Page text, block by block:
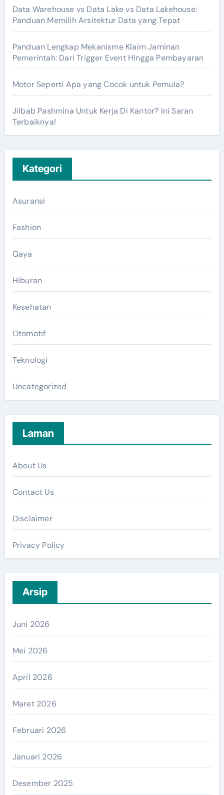
Data Warehouse vs Data Lake vs Data Lakehouse:
Panduan Memilih Arsitektur Data yang Tepat
Panduan Lengkap Mekanisme Klaim Jaminan
Pemerintah: Dari Trigger Event Hingga Pembayaran
Motor Seperti Apa yang Cocok untuk Pemula?
Jilbab Pashmina Untuk Kerja Di Kantor? Ini Saran
Terbaiknya!
Kategori
Asuransi
Fashion
Gaya
Hiburan
Kesehatan
Otomotif
Teknologi
Uncategorized
Laman
About Us
Contact Us
Disclaimer
Privacy Policy
Arsip
Juni 2026
Mei 2026
April 2026
Maret 2026
Februari 2026
Januari 2026
Desember 2025